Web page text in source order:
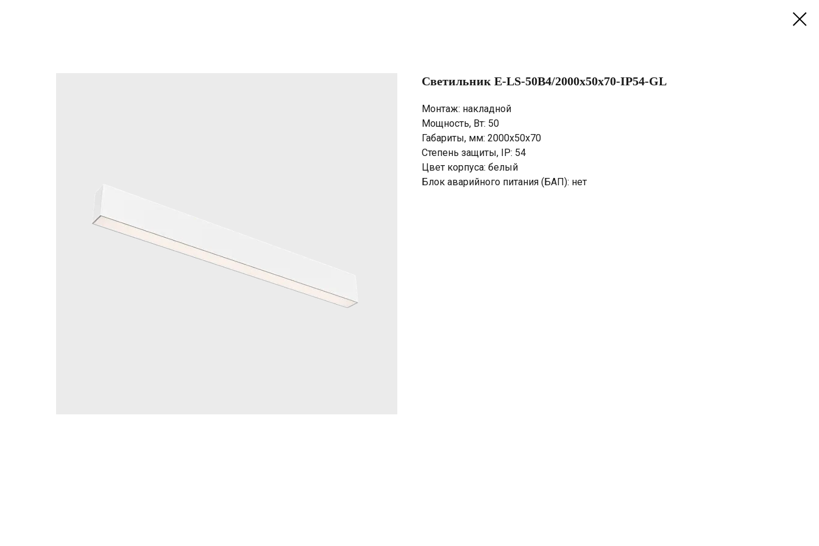
Светильник E-LS-50B4/2000х50х70-IP54-GL
Монтаж: накладной
Мощность, Вт: 50
Габариты, мм: 2000х50х70
Степень защиты, IP: 54
Цвет корпуса: белый
Блок аварийного питания (БАП): нет